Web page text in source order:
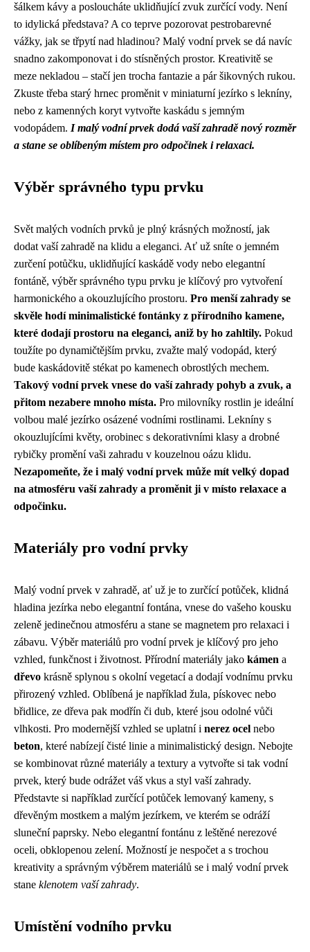
šálkem kávy a posloucháte uklidňující zvuk zurčící vody. Není
to idylická představa? A co teprve pozorovat pestrobarevné
vážky, jak se třpytí nad hladinou? Malý vodní prvek se dá navíc
snadno zakomponovat i do stísněných prostor. Kreativitě se
meze nekladou – stačí jen trocha fantazie a pár šikovných rukou.
Zkuste třeba starý hrnec proměnit v miniaturní jezírko s lekníny,
nebo z kamenných koryt vytvořte kaskádu s jemným
vodopádem. I malý vodní prvek dodá vaší zahradě nový rozměr
a stane se oblíbeným místem pro odpočinek i relaxaci.
Výběr správného typu prvku
Svět malých vodních prvků je plný krásných možností, jak
dodat vaší zahradě na klidu a eleganci. Ať už sníte o jemném
zurčení potůčku, uklidňující kaskádě vody nebo elegantní
fontáně, výběr správného typu prvku je klíčový pro vytvoření
harmonického a okouzlujícího prostoru. Pro menší zahrady se
skvěle hodí minimalistické fontánky z přírodního kamene,
které dodají prostoru na eleganci, aniž by ho zahltily. Pokud
toužíte po dynamičtějším prvku, zvažte malý vodopád, který
bude kaskádovitě stékat po kamenech obrostlých mechem.
Takový vodní prvek vnese do vaší zahrady pohyb a zvuk, a
přitom nezabere mnoho místa. Pro milovníky rostlin je ideální
volbou malé jezírko osázené vodními rostlinami. Lekníny s
okouzlujícími květy, orobinec s dekorativními klasy a drobné
rybičky promění vaši zahradu v kouzelnou oázu klidu.
Nezapomeňte, že i malý vodní prvek může mít velký dopad
na atmosféru vaší zahrady a proměnit ji v místo relaxace a
odpočinku.
Materiály pro vodní prvky
Malý vodní prvek v zahradě, ať už je to zurčící potůček, klidná
hladina jezírka nebo elegantní fontána, vnese do vašeho kousku
zeleně jedinečnou atmosféru a stane se magnetem pro relaxaci i
zábavu. Výběr materiálů pro vodní prvek je klíčový pro jeho
vzhled, funkčnost i životnost. Přírodní materiály jako kámen a
dřevo krásně splynou s okolní vegetací a dodají vodnímu prvku
přirozený vzhled. Oblíbená je například žula, pískovec nebo
břidlice, ze dřeva pak modřín či dub, které jsou odolné vůči
vlhkosti. Pro modernější vzhled se uplatní i nerez ocel nebo
beton, které nabízejí čisté linie a minimalistický design. Nebojte
se kombinovat různé materiály a textury a vytvořte si tak vodní
prvek, který bude odrážet váš vkus a styl vaší zahrady.
Představte si například zurčící potůček lemovaný kameny, s
dřevěným mostkem a malým jezírkem, ve kterém se odráží
sluneční paprsky. Nebo elegantní fontánu z leštěné nerezové
oceli, obklopenou zelení. Možností je nespočet a s trochou
kreativity a správným výběrem materiálů se i malý vodní prvek
stane klenotem vaší zahrady.
Umístění vodního prvku